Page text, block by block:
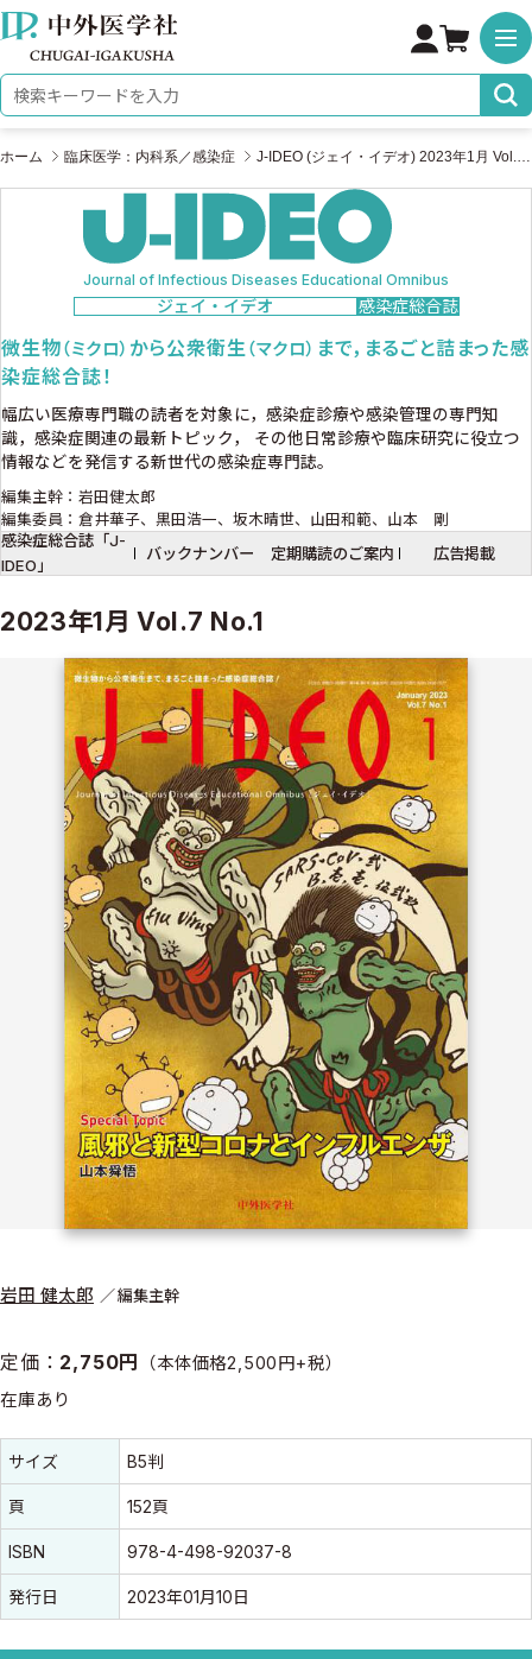
株式会社 中外医学社
検索キーワード
ホーム 臨床医学：内科系／感染症
Journal of Infectious Diseases Educational Omnibus
ジェイ・イデオ 感染症総合誌
微生物（ミクロ） から公衆衛生（マクロ） まで，まるごと詰まった感
染症総合誌！
幅広い医療専門職の読者を対象に，感染症診療や感染管理の専門知
識，感染症関連の最新トピック，
その他日常診療や臨床研究に役立つ
情報などを発信する新世代の感染症専門誌。
編集主幹：岩田健太郎
編集委員：倉井華子、黒田浩一、坂木晴世、山田和範、山本 剛
感染症総合誌「J-
IDEO」
バックナンバー 定期購読のご案内 広告掲載
2023年1月 Vol.7 No.1
岩田 健太郎 編集主幹
定価： 2,750円 （本体価格2,500円+税）
在庫あり
書誌情報
書誌情報
サイズ B5判
頁 152頁
ISBN 978-4-498-92037-8
発行日 2023年01月10日